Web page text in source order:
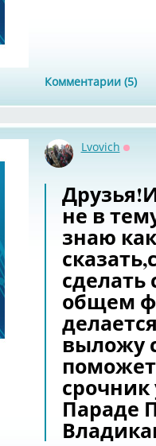
Комментарии (5)
Lvovich
не в
знаю
сделать
общем
выложу
срочник
Параде